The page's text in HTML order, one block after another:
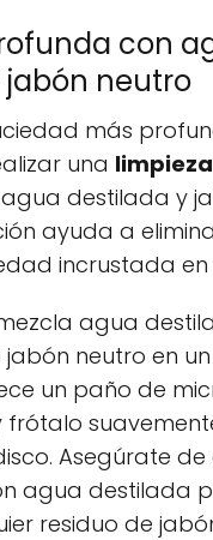
con
neutro
más
una
destilada y
ayuda a
incrustada en
agua
neutro en
un paño de
frótalo
Asegúrate
agua destilada
residuo de